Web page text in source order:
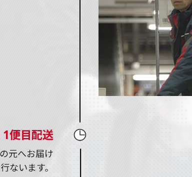
便目配送
元へお届け
ないます。